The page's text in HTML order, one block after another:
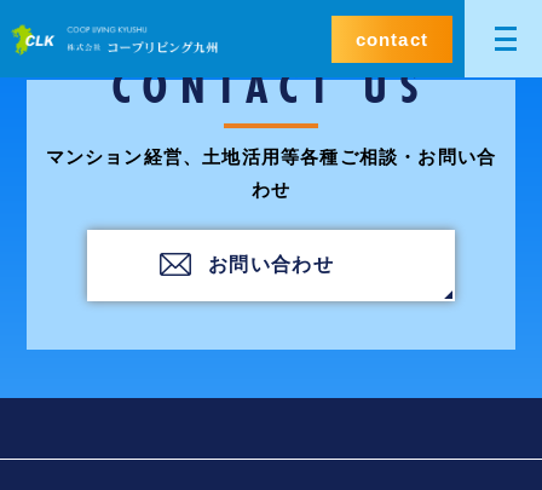
contact
CONTACT US
マンション経営、土地活用等各種ご相談・お問い合
わせ
お問い合わせ